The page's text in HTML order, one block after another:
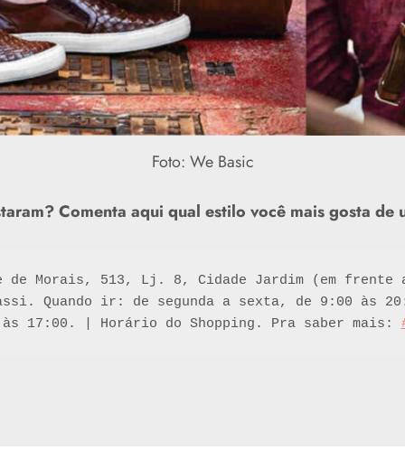
Foto: We Basic
Comenta aqui qual estilo você mais gosta de
de Morais, 513, Lj. 8, Cidade Jardim (em frente
Quando ir: de segunda a sexta, de 9:00 às
às 17:00. | Horário do Shopping. Pra saber mais: